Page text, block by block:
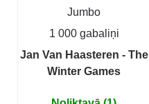
Jumbo
1 000 gabaliņi
Jan Van Haasteren - The
Winter Games